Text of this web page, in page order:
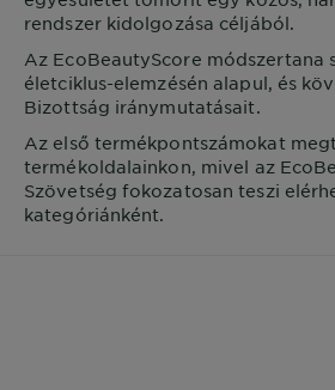
rendszer kidolgozása céljából.
Az EcoBeautyScore módszertana
életciklus-elemzésén alapul, és
Bizottság iránymutatásait.
Az első termékpontszámokat
termékoldalainkon, mivel az
Szövetség fokozatosan teszi
kategóriánként.